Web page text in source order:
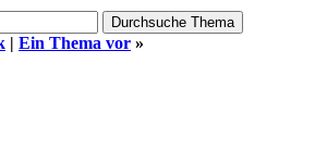
| Ein Thema vor »